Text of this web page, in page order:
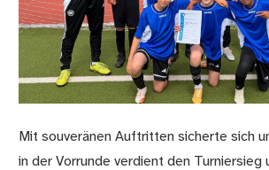
Mit souveränen Auftritten sicherte sich
in der Vorrunde verdient den Turniersieg